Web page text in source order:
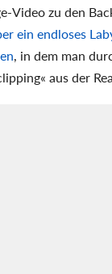
Video zu den
ein endloses
, in dem man
aus der